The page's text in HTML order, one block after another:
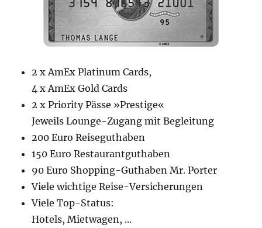
2 x AmEx Platinum Cards,
4 x AmEx Gold Cards
2 x Priority Pässe »Prestige«
Jeweils Lounge-Zugang mit Begleitung
200 Euro Reiseguthaben
150 Euro Restaurantguthaben
90 Euro Shopping-Guthaben Mr. Porter
Viele wichtige Reise-Versicherungen
Viele Top-Status:
Hotels, Mietwagen, ...